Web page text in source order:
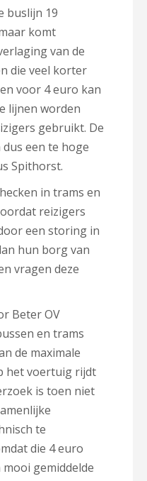
buslijn 19
komt
van de
die veel korter
voor 4 euro kan
lijnen worden
gebruikt. De
een te hoge
Spithorst.
in trams en
reizigers
een storing in
hun borg van
vragen deze
Beter OV
en trams
de maximale
het voertuig rijdt
is toen niet
te
die 4 euro
gemiddelde